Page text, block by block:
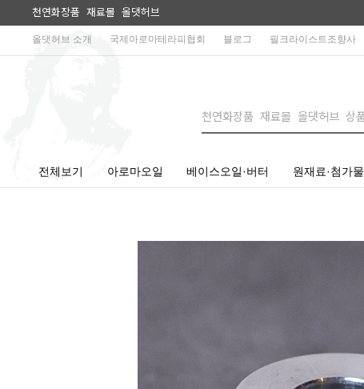
천연화장품 재료몰 올댓허브
올댓허브 소개 국제아로마테라피협회 블로그 필크라이스트조향사
전체보기 아로마오일 베이스오일·버터 원재료·첨가물